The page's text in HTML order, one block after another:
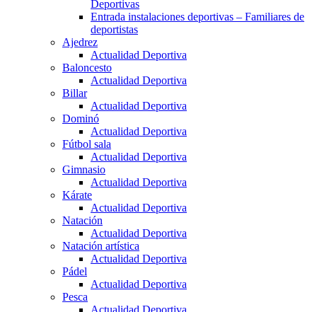
Deportivas
Entrada instalaciones deportivas – Familiares de
deportistas
Ajedrez
Actualidad Deportiva
Baloncesto
Actualidad Deportiva
Billar
Actualidad Deportiva
Dominó
Actualidad Deportiva
Fútbol sala
Actualidad Deportiva
Gimnasio
Actualidad Deportiva
Kárate
Actualidad Deportiva
Natación
Actualidad Deportiva
Natación artística
Actualidad Deportiva
Pádel
Actualidad Deportiva
Pesca
Actualidad Deportiva